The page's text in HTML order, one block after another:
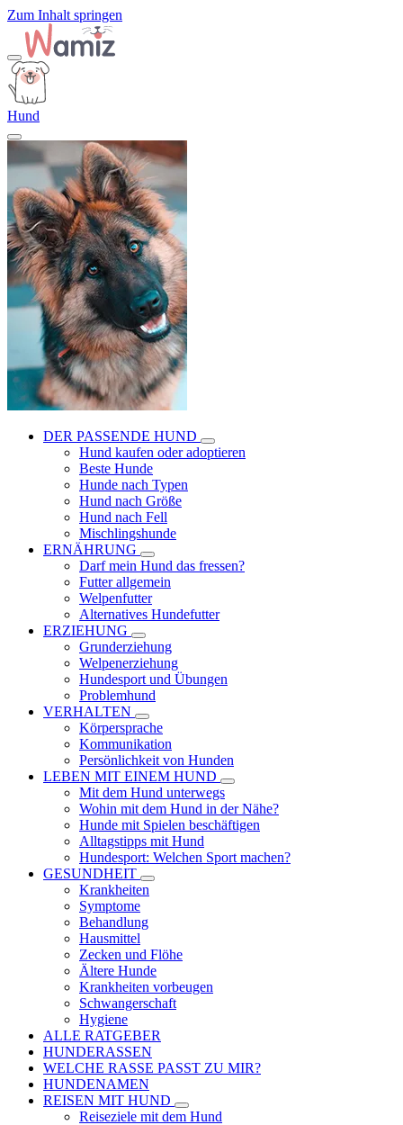
Zum Inhalt springen
Hund
DER PASSENDE HUND
Hund kaufen oder adoptieren
Beste Hunde
Hunde nach Typen
Hund nach Größe
Hund nach Fell
Mischlingshunde
ERNÄHRUNG
Darf mein Hund das fressen?
Futter allgemein
Welpenfutter
Alternatives Hundefutter
ERZIEHUNG
Grunderziehung
Welpenerziehung
Hundesport und Übungen
Problemhund
VERHALTEN
Körpersprache
Kommunikation
Persönlichkeit von Hunden
LEBEN MIT EINEM HUND
Mit dem Hund unterwegs
Wohin mit dem Hund in der Nähe?
Hunde mit Spielen beschäftigen
Alltagstipps mit Hund
Hundesport: Welchen Sport machen?
GESUNDHEIT
Krankheiten
Symptome
Behandlung
Hausmittel
Zecken und Flöhe
Ältere Hunde
Krankheiten vorbeugen
Schwangerschaft
Hygiene
ALLE RATGEBER
HUNDERASSEN
WELCHE RASSE PASST ZU MIR?
HUNDENAMEN
REISEN MIT HUND
Reiseziele mit dem Hund